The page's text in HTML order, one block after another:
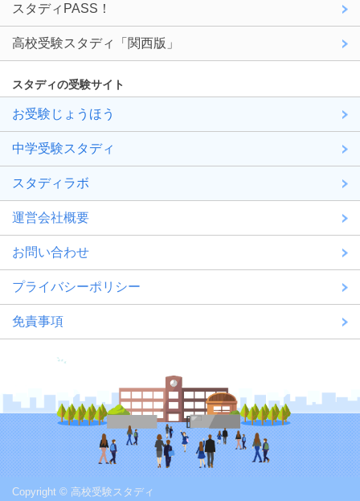
スタディPASS！
高校受験スタディ「関西版」
スタディの受験サイト
お受験じょうほう
中学受験スタディ
スタディラボ
運営会社概要
お問い合わせ
プライバシーポリシー
免責事項
Copyright © 高校受験スタディ